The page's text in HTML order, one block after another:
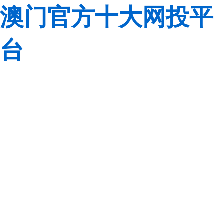
澳门官方十大网投平
台